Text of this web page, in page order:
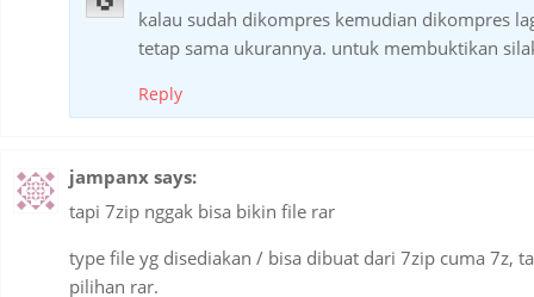
kalau sudah dikompres kemudian dikompres
tetap sama ukurannya. untuk membuktikan
Reply
jampanx says:
tapi 7zip nggak bisa bikin file rar
type file yg disediakan / bisa dibuat dari 7zip cuma 7z,
pilihan rar.